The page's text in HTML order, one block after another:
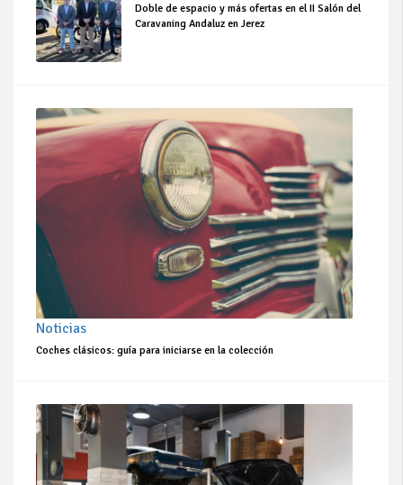
Doble de espacio y más ofertas en el II Salón del
Caravaning Andaluz en Jerez
Noticias
Coches clásicos: guía para iniciarse en la colección